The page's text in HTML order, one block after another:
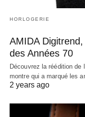
HORLOGERIE
AMIDA
des Années 70
Découvrez la réédition de
montre qui a marqué les
2 years ago